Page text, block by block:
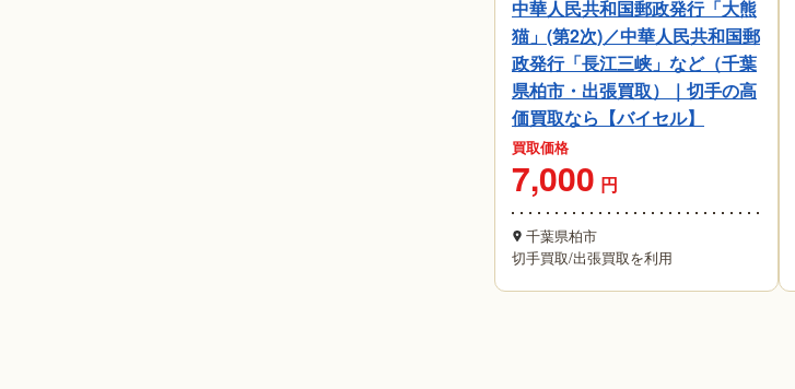
中華人民共和国郵政発行「大熊
猫」(第2次)／中華人民共和国郵
政発行「長江三峡」など（千葉
県柏市・出張買取）｜切手の高
価買取なら【バイセル】
買取価格
7,000 円
千葉県柏市
切手買取/出張買取を利用